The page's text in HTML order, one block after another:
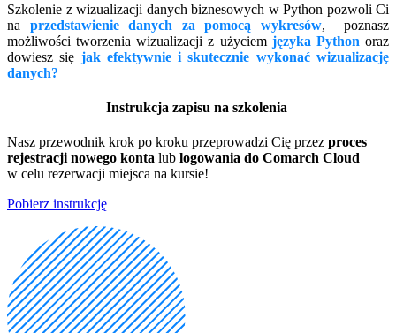
Szkolenie z wizualizacji danych biznesowych w Python pozwoli Ci
na przedstawienie danych za pomocą wykresów, poznasz
możliwości tworzenia wizualizacji z użyciem języka Pythonoraz
dowiesz się jak efektywnie i skutecznie wykonać wizualizację
danych?
Instrukcja zapisu na szkolenia
Nasz przewodnik krok po kroku przeprowadzi Cię przez proces
rejestracji nowego konta lub logowania do Comarch Cloud
w celu rezerwacji miejsca na kursie!
Pobierz instrukcję